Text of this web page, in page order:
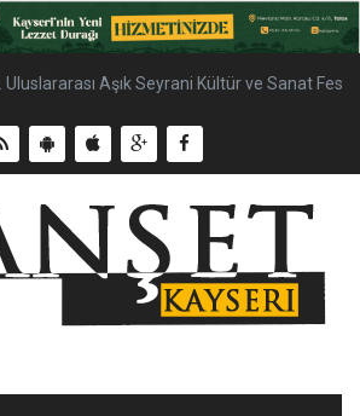
Uluslararası Aşık Seyrani Kültür ve Sanat